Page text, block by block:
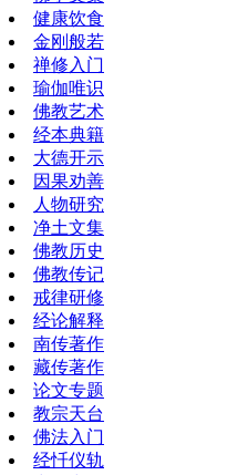
健康饮食
金刚般若
禅修入门
瑜伽唯识
佛教艺术
经本典籍
大德开示
因果劝善
人物研究
净土文集
佛教历史
佛教传记
戒律研修
经论解释
南传著作
藏传著作
论文专题
教宗天台
佛法入门
经忏仪轨